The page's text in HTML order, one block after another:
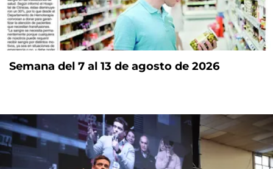
Semana del 7 al 13 de agosto de 2026